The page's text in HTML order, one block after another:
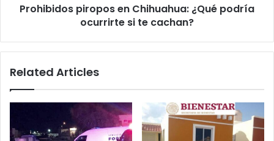
cachan?
Prohibidos piropos en Chihuahua: ¿Qué podría
ocurrirte si te cachan?
Related Articles